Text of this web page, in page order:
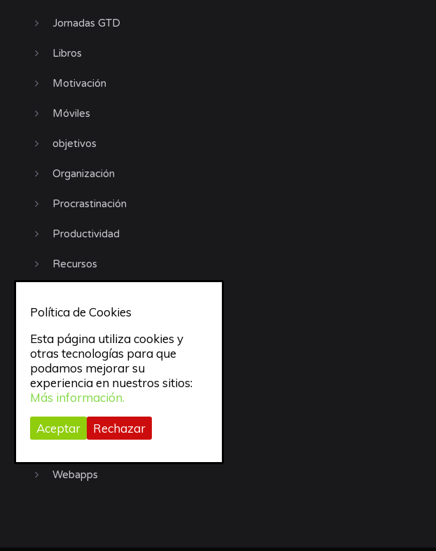
Jornadas GTD
Libros
Motivación
Móviles
objetivos
Organización
Procrastinación
Productividad
Recursos
trabajo
Trucos
Uncategorized
Webapps
Política de Cookies
Esta página utiliza cookies y
otras tecnologías para que
podamos mejorar su
experiencia en nuestros sitios:
Más información.
Aceptar Rechazar